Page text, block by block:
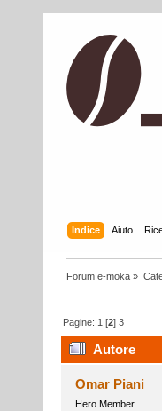
Indice Aiuto
Forum e-moka »
Pagine: 1 [2]3
Autore
Omar Piani
Hero Member